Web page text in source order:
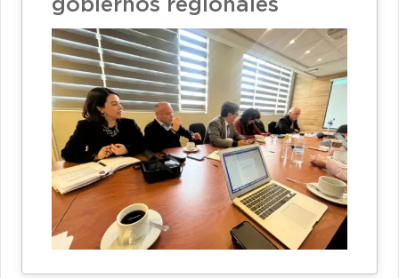
gobiernos regionales